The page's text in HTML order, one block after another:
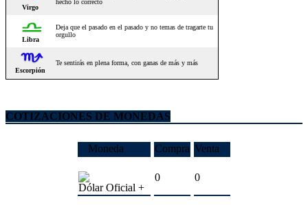
COTIZACIONES DE MONEDAS
Moneda Compra Venta
Dólar Oficial +
0 0